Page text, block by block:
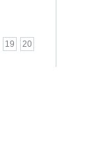
19
20